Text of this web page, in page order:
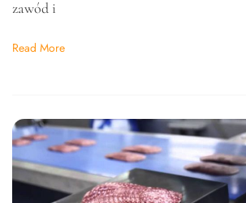
zawód i
Read More